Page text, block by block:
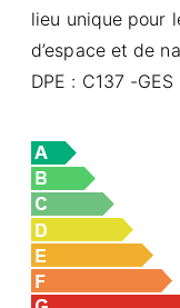
lieu unique pour
d’espace et de
DPE : C137 -